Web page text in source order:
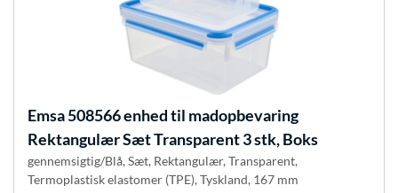
Emsa508566 enhed til madopbevaring
Rektangulær Sæt Transparent 3 stk, Boks
gennemsigtig/Blå, Sæt, Rektangulær, Transparent,
Termoplastisk elastomer (TPE), Tyskland, 167 mm